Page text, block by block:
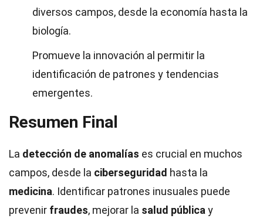
diversos campos, desde la economía hasta la
biología.
Promueve la innovación al permitir la
identificación de patrones y tendencias
emergentes.
Resumen Final
La detección de anomalías es crucial en muchos
campos, desde la ciberseguridad hasta la
medicina. Identificar patrones inusuales puede
prevenir fraudes, mejorar la salud pública y